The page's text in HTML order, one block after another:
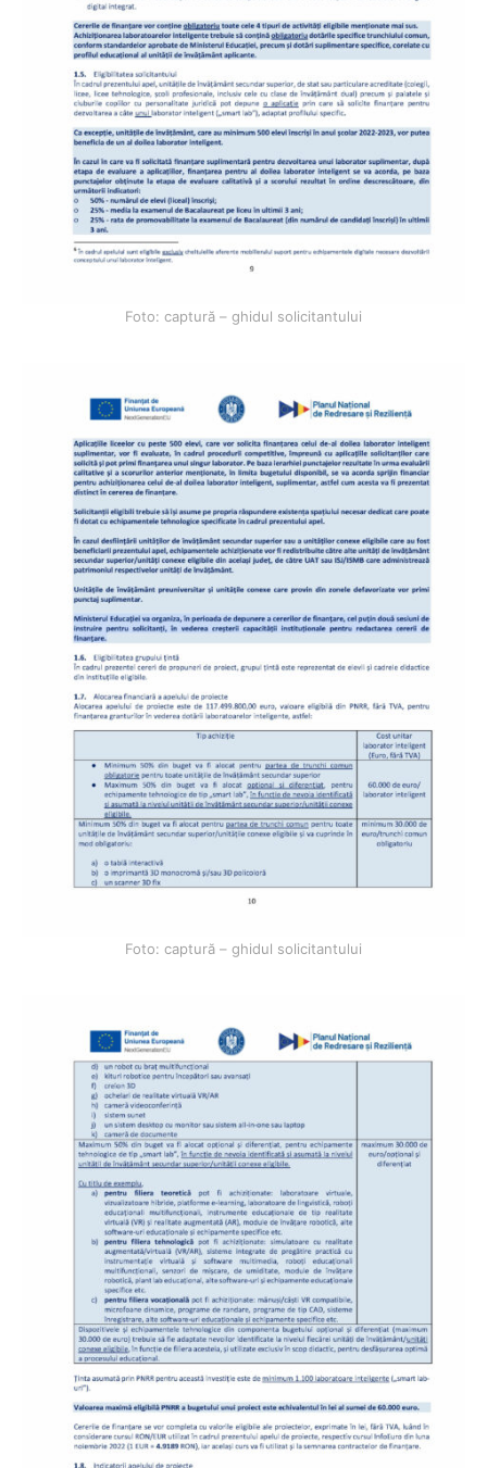
Foto: captură – ghidul solicitantului
Foto: captură – ghidul solicitantului